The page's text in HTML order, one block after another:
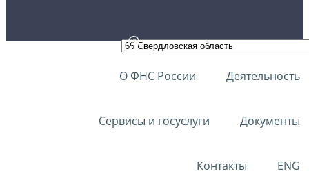
О ФНС России Деятельность
Сервисы и госуслуги Документы
Контакты ENG